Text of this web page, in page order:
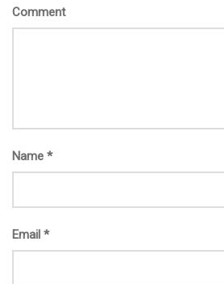
Comment
Name *
Email *